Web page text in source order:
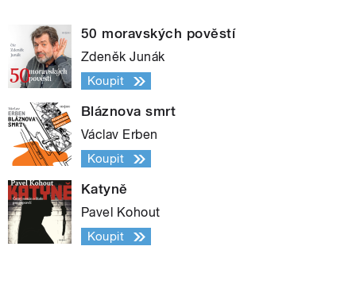
50 moravských pověstí
Zdeněk Junák
Koupit
Bláznova smrt
Václav Erben
Koupit
Katyně
Pavel Kohout
Koupit